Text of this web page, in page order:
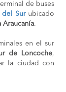
de buses
del Sur ubicado
Araucanía.
en el sur
de Loncoche,
la ciudad con